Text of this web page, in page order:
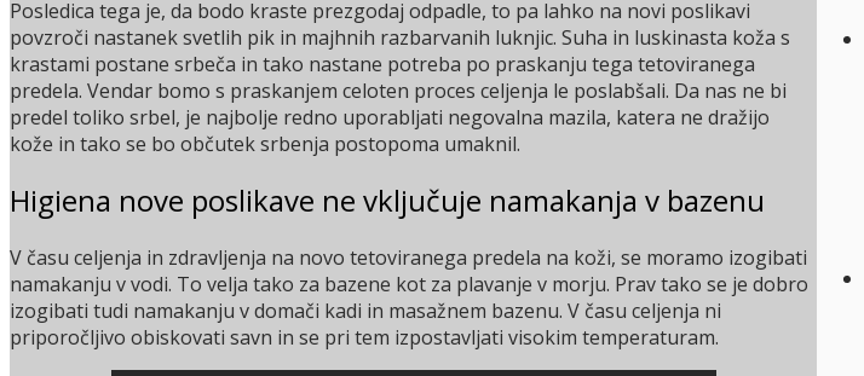
Posledica tega je, da bodo kraste prezgodaj odpadle, to pa lahko na novi poslikavi
povzroči nastanek svetlih pik in majhnih razbarvanih luknjic. Suha in luskinasta koža s
krastami postane srbeča in tako nastane potreba po praskanju tega tetoviranega
predela. Vendar bomo s praskanjem celoten proces celjenja le poslabšali. Da nas ne bi
predel toliko srbel, je najbolje redno uporabljati negovalna mazila, katera ne dražijo
kože in tako se bo občutek srbenja postopoma umaknil.
Higiena nove poslikave ne vključuje namakanja v bazenu
V času celjenja in zdravljenja na novo tetoviranega predela na koži, se moramo izogibati
namakanju v vodi. To velja tako za bazene kot za plavanje v morju. Prav tako se je dobro
izogibati tudi namakanju v domači kadi in masažnem bazenu. V času celjenja ni
priporočljivo obiskovati savn in se pri tem izpostavljati visokim temperaturam.